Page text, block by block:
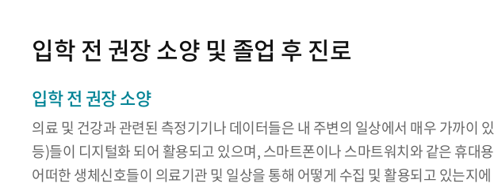
입학 전 권장 소양 및 졸업 후 진로
입학 전 권장 소양
의료 및 건강과 관련된 측정기기나 데이터들은 내 주변의 일상에서 매우 가까이
등)들이 디지털화 되어 활용되고 있으며, 스마트폰이나 스마트워치와 같은 휴
어떠한 생체신호들이 의료기관 및 일상을 통해 어떻게 수집 및 활용되고 있는지